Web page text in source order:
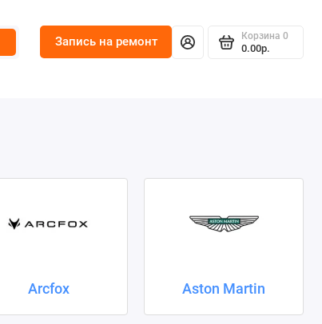
Запись на ремонт Корзина 0
0.00р.
Arcfox Aston Martin